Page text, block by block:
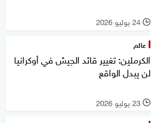
l 24 يوليو 2026
عالم
الكرملين: تغيير قائد الجيش في أوكرانيا
لن يبدل الواقع
l 23 يوليو 2026